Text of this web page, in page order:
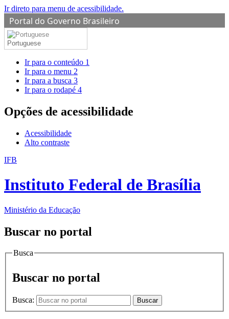
Ir direto para menu de acessibilidade.
Portal do Governo Brasileiro
Portuguese
Ir para o conteúdo 1
Ir para o menu 2
Ir para a busca 3
Ir para o rodapé 4
Opções de acessibilidade
Acessibilidade
Alto contraste
IFB
Instituto Federal de Brasília
Ministério da Educação
Buscar no portal
Busca
Buscar no portal
Busca: Buscar